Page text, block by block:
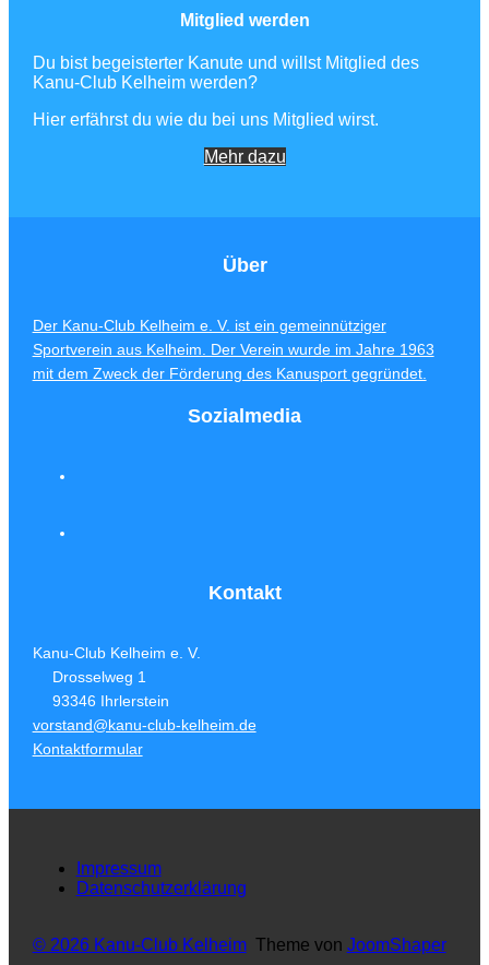
Mitglied werden
Du bist begeisterter Kanute und willst Mitglied des
Kanu-Club Kelheim werden?
Hier erfährst du wie du bei uns Mitglied wirst.
Mehr dazu
Über
Der Kanu-Club Kelheim e. V. ist ein gemeinnütziger
Sportverein aus Kelheim. Der Verein wurde im Jahre 1963
mit dem Zweck der Förderung des Kanusport gegründet.
Sozialmedia
Kontakt
Kanu-Club Kelheim e. V.
Drosselweg 1
93346 Ihrlerstein
vorstand@kanu-club-kelheim.de
Kontaktformular
Impressum
Datenschutzerklärung
© 2026 Kanu-Club KelheimTheme von JoomShaper